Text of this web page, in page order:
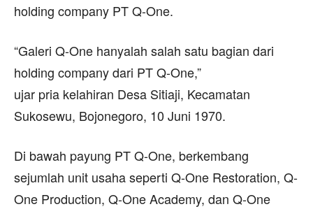
holding company PT Q-One.
“Galeri Q-One hanyalah salah satu bagian dari
holding company dari PT Q-One,”
ujar pria kelahiran Desa Sitiaji, Kecamatan
Sukosewu, Bojonegoro, 10 Juni 1970.
Di bawah payung PT Q-One, berkembang
sejumlah unit usaha seperti Q-One Restoration, Q-
One Production, Q-One Academy, dan Q-One